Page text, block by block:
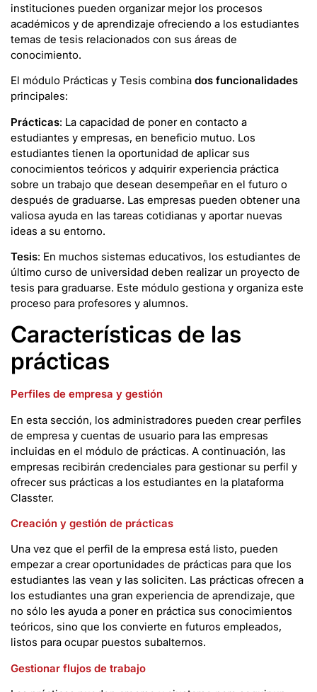
instituciones pueden organizar mejor los procesos
académicos y de aprendizaje ofreciendo a los estudiantes
temas de tesis relacionados con sus áreas de
conocimiento.
El módulo Prácticas y Tesis combina dos funcionalidades
principales:
Prácticas: La capacidad de poner en contacto a
estudiantes y empresas, en beneficio mutuo. Los
estudiantes tienen la oportunidad de aplicar sus
conocimientos teóricos y adquirir experiencia práctica
sobre un trabajo que desean desempeñar en el futuro o
después de graduarse. Las empresas pueden obtener una
valiosa ayuda en las tareas cotidianas y aportar nuevas
ideas a su entorno.
Tesis: En muchos sistemas educativos, los estudiantes de
último curso de universidad deben realizar un proyecto de
tesis para graduarse. Este módulo gestiona y organiza este
proceso para profesores y alumnos.
Características de las
prácticas
Perfiles de empresa y gestión
En esta sección, los administradores pueden crear perfiles
de empresa y cuentas de usuario para las empresas
incluidas en el módulo de prácticas. A continuación, las
empresas recibirán credenciales para gestionar su perfil y
ofrecer sus prácticas a los estudiantes en la plataforma
Classter.
Creación y gestión de prácticas
Una vez que el perfil de la empresa está listo, pueden
empezar a crear oportunidades de prácticas para que los
estudiantes las vean y las soliciten. Las prácticas ofrecen a
los estudiantes una gran experiencia de aprendizaje, que
no sólo les ayuda a poner en práctica sus conocimientos
teóricos, sino que los convierte en futuros empleados,
listos para ocupar puestos subalternos.
Gestionar flujos de trabajo